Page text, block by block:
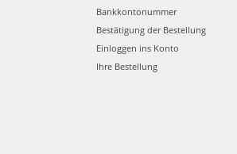
Bankkontonummer
Bestätigung der Bestellung
Einloggen ins Konto
Ihre Bestellung